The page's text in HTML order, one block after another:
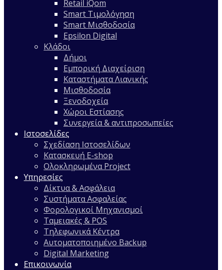
Retail iQom
Smart Τιμολόγηση
Smart Μισθοδοσία
Epsilon Digital
Κλάδοι
Δήμοι
Εμπορική Διαχείριση
Καταστήματα Λιανικής
Μισθοδοσία
Ξενοδοχεία
Χώροι Εστίασης
Συνεργεία & αντιπροσωπείες
Ιστοσελίδες
Σχεδίαση Ιστοσελίδων
Κατασκευή E-shop
Ολοκληρωμένα Project
Υπηρεσίες
Δίκτυα & Ασφάλεια
Συστήματα Ασφαλείας
Φορολογικοί Μηχανισμοί
Ταμειακές & POS
Τηλεφωνικά Κέντρα
Αυτοματοποιημένο Backup
Digital Marketing
Επικοινωνία